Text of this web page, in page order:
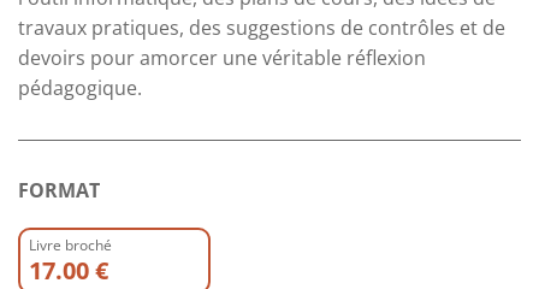
travaux pratiques, des suggestions de contrôles et de
devoirs pour amorcer une véritable réflexion
pédagogique.
FORMAT
Livre broché
17.00 €